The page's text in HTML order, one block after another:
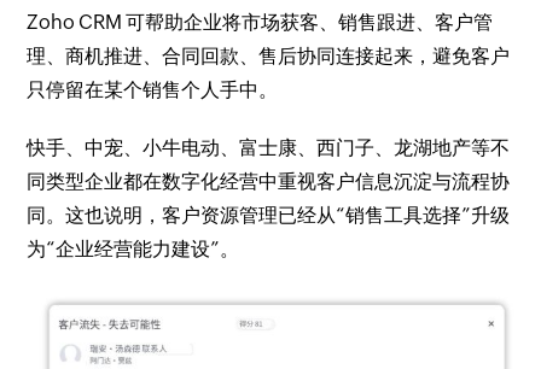
Zoho CRM 可帮助企业将市场获客、销售跟进、客户管
理、商机推进、合同回款、售后协同连接起来，避免客户
只停留在某个销售个人手中。
快手、中宠、小牛电动、富士康、西门子、龙湖地产等不
同类型企业都在数字化经营中重视客户信息沉淀与流程协
同。这也说明，客户资源管理已经从“销售工具选择”升级
为“企业经营能力建设”。